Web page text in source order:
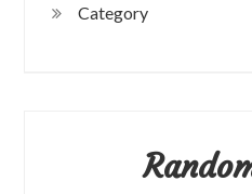
Category